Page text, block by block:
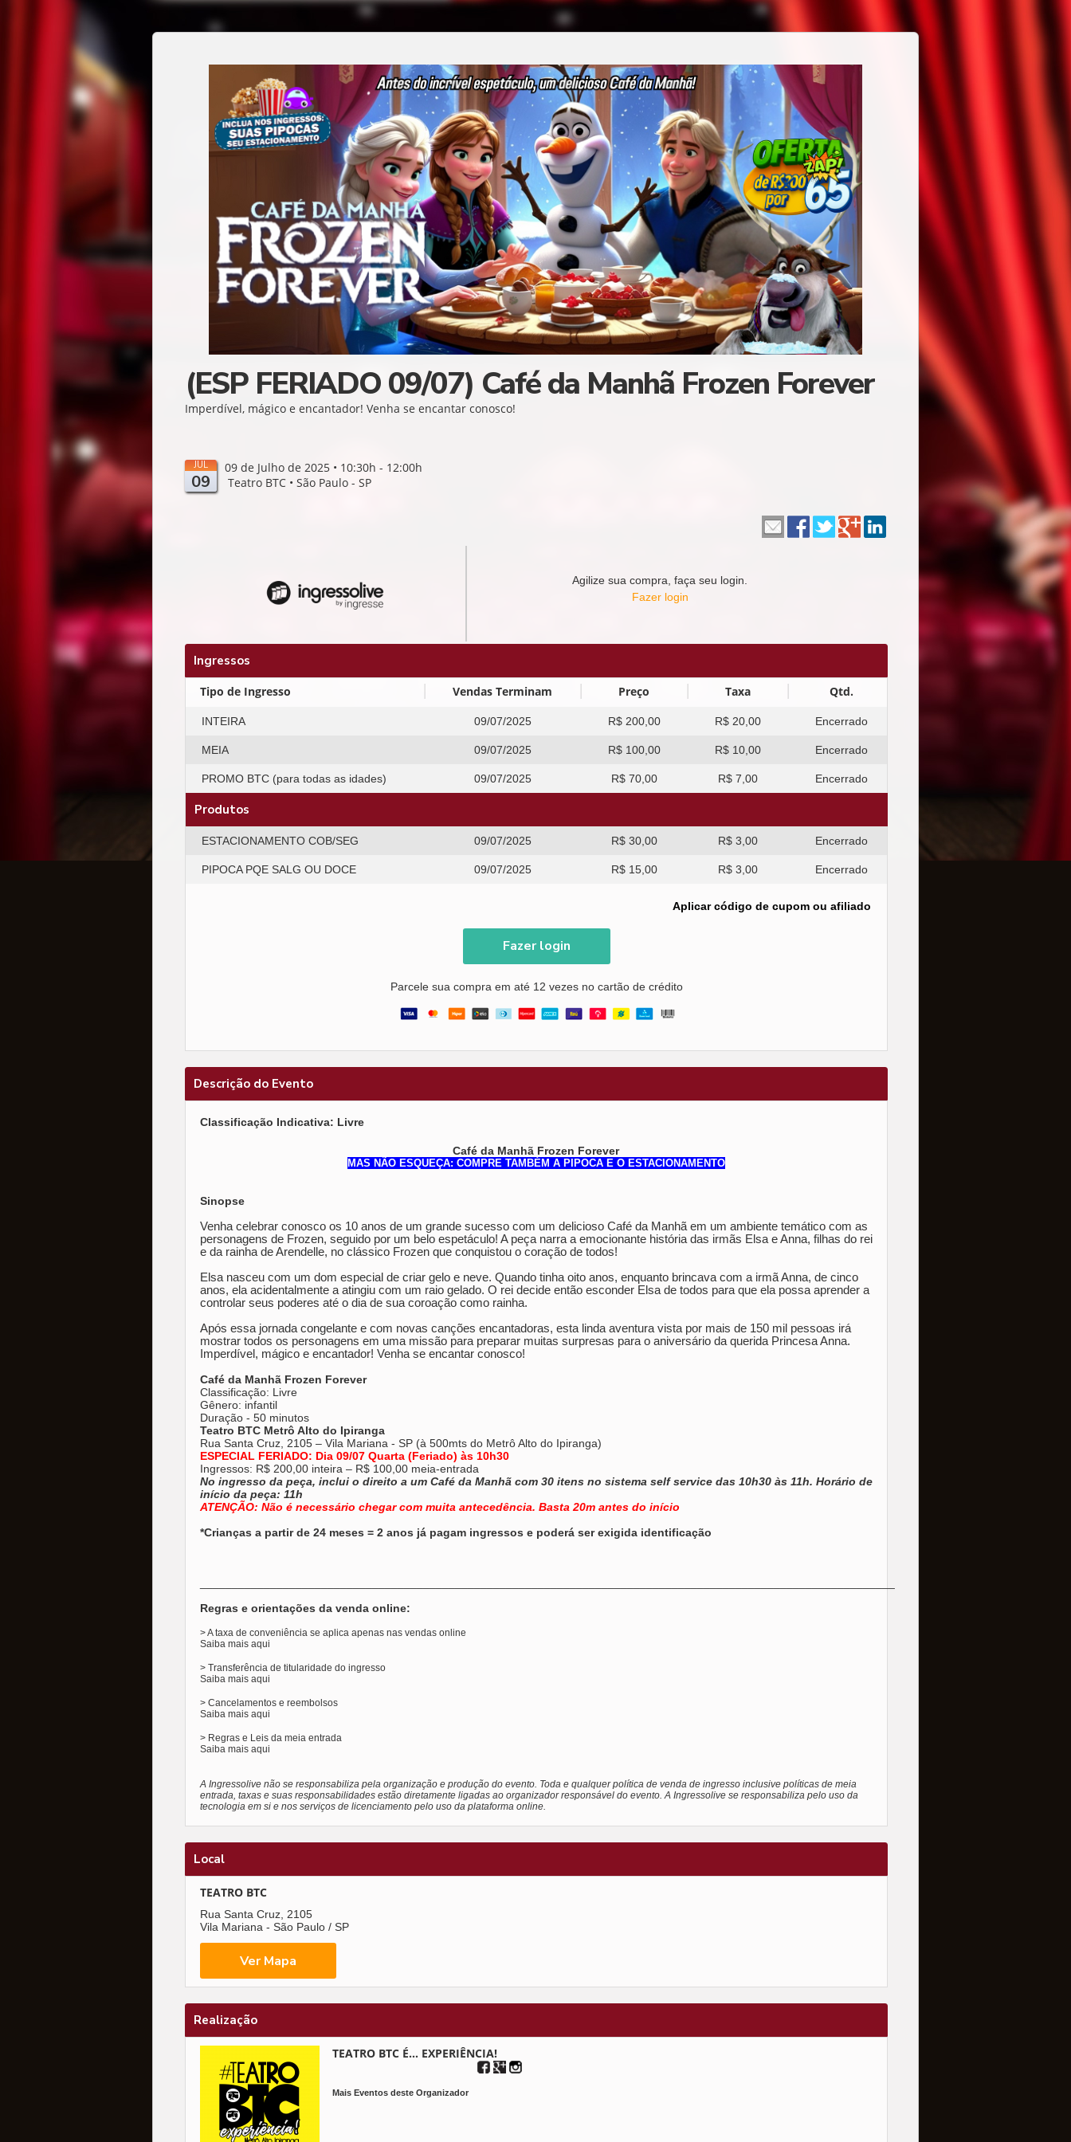
(ESP FERIADO 09/07) Café da Manhã Frozen Forever
Imperdível, mágico e encantador! Venha se encantar conosco!
JUL
09
09 de Julho de 2025 • 10:30h - 12:00h
Teatro BTC • São Paulo - SP
Agilize sua compra, faça seu login.
Fazer login
Ingressos
Tipo de Ingresso Vendas Terminam Preço Taxa Qtd.
INTEIRA 09/07/2025 R$ 200,00 R$ 20,00 Encerrado
MEIA 09/07/2025 R$ 100,00 R$ 10,00 Encerrado
PROMO BTC (para todas as idades) 09/07/2025 R$ 70,00 R$ 7,00 Encerrado
Produtos
ESTACIONAMENTO COB/SEG 09/07/2025 R$ 30,00 R$ 3,00 Encerrado
PIPOCA PQE SALG OU DOCE 09/07/2025 R$ 15,00 R$ 3,00 Encerrado
Aplicar código de cupom ou afiliado
Fazer login
Parcele sua compra em até 12 vezes no cartão de crédito
Descrição do Evento
Classificação Indicativa: Livre
Café da Manhã Frozen Forever
MAS NÃO ESQUEÇA: COMPRE TAMBÉM A PIPOCA E O ESTACIONAMENTO
Sinopse
Venha celebrar conosco os 10 anos de um grande sucesso com um delicioso Café da Manhã em um ambiente temático com as
personagens de Frozen, seguido por um belo espetáculo! A peça narra a emocionante história das irmãs Elsa e Anna, filhas do rei
e da rainha de Arendelle, no clássico Frozen que conquistou o coração de todos!
Elsa nasceu com um dom especial de criar gelo e neve. Quando tinha oito anos, enquanto brincava com a irmã Anna, de cinco
anos, ela acidentalmente a atingiu com um raio gelado. O rei decide então esconder Elsa de todos para que ela possa aprender a
controlar seus poderes até o dia de sua coroação como rainha.
Após essa jornada congelante e com novas canções encantadoras, esta linda aventura vista por mais de 150 mil pessoas irá
mostrar todos os personagens em uma missão para preparar muitas surpresas para o aniversário da querida Princesa Anna.
Imperdível, mágico e encantador! Venha se encantar conosco!
Café da Manhã Frozen Forever
Classificação: Livre
Gênero: infantil
Duração - 50 minutos
Teatro BTC Metrô Alto do Ipiranga
Rua Santa Cruz, 2105 – Vila Mariana - SP (à 500mts do Metrô Alto do Ipiranga)
ESPECIAL FERIADO: Dia 09/07 Quarta (Feriado) às 10h30
Ingressos: R$ 200,00 inteira – R$ 100,00 meia-entrada
No ingresso da peça, inclui o direito a um Café da Manhã com 30 itens no sistema self service das 10h30 às 11h. Horário de
início da peça: 11h
ATENÇÃO: Não é necessário chegar com muita antecedência. Basta 20m antes do início
*Crianças a partir de 24 meses = 2 anos já pagam ingressos e poderá ser exigida identificação
Regras e orientações da venda online:
> A taxa de conveniência se aplica apenas nas vendas online
Saiba mais aqui
> Transferência de titularidade do ingresso
Saiba mais aqui
> Cancelamentos e reembolsos
Saiba mais aqui
> Regras e Leis da meia entrada
Saiba mais aqui
A Ingressolive não se responsabiliza pela organização e produção do evento. Toda e qualquer política de venda de ingresso inclusive políticas de meia
entrada, taxas e suas responsabilidades estão diretamente ligadas ao organizador responsável do evento. A Ingressolive se responsabiliza pelo uso da
tecnologia em si e nos serviços de licenciamento pelo uso da plataforma online.
Local
TEATRO BTC
Rua Santa Cruz, 2105
Vila Mariana - São Paulo / SP
Realização
TEATRO BTC É... EXPERIÊNCIA!
Mais Eventos deste Organizador